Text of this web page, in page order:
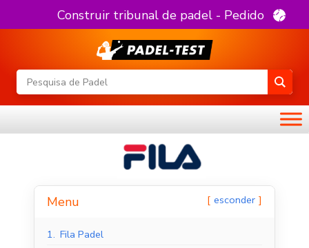
Construir tribunal de padel - Pedido
Menu esconder
1. Fila Padel